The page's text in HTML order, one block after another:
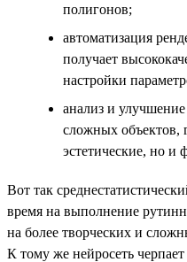
полигонов;
автоматизация
получает
настройки
анализ и
сложных объектов,
эстетические, но и
Вот так
время на выполнение
на более творческих и
К тому же нейросеть